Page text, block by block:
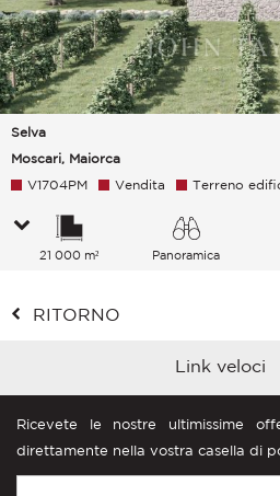
Selva
Moscari, Maiorca
V1704PM Vendita Terreno
21 000 m²
Panoramica
RITORNO
Link veloci
Ricevete le nostre ultimissime
direttamente nella vostra casella di